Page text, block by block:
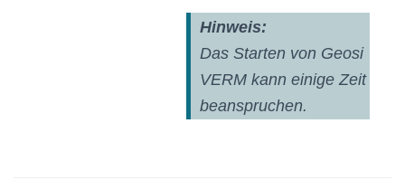
Hinweis:
Das Starten von Geosi
VERM kann einige Zeit
beanspruchen.